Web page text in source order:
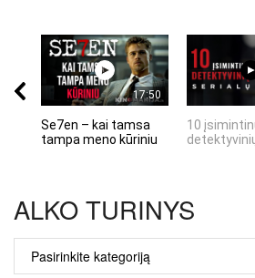
17:50
Se7en – kai tamsa
tampa meno kūriniu
10
ALKO TURINYS
ALKO
TURINYS